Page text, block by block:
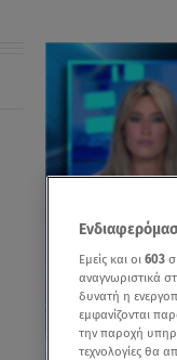
Εμείς και οι 603
αναγνωριστικά
δυνατή η
εμφανίζονται
την παροχή
τεχνολογίες θα